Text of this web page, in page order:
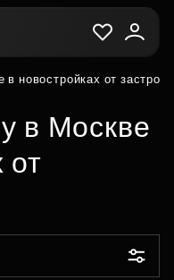
в новостройках от
в Москве
от